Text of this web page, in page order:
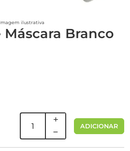
Imagem ilustrativa
Branco
ADICIONAR